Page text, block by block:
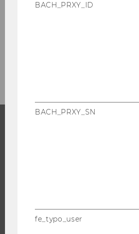
WU Top League
EXECUTIVE EDUCATION
BACH_PRXY_ID
BACH_PRXY_SN
fe_typo_user